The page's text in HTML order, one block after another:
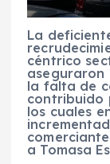
La
céntrico
aseguraron
la falta de
contribuido
los cuales
a Tomasa